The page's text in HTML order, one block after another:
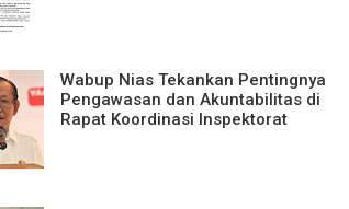
Wabup Nias Tekankan Pentingnya
Pengawasan dan Akuntabilitas di
Rapat Koordinasi Inspektorat